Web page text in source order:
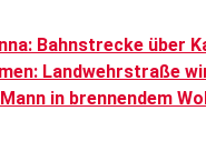
Bahnstrecke über
Landwehrstraße
in brennendem